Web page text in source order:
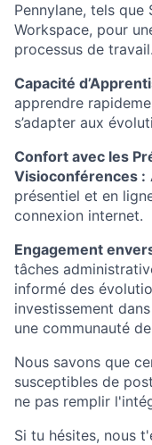
Pennylane, tels
Workspace, pour
processus de travail.
Capacité
apprendre
s’adapter aux
Confort avec les
Visioconférences :
présentiel et en
connexion internet.
Engagement
tâches
informé des
investissement
une communauté
Nous savons que
susceptibles de
ne pas remplir
Si tu hésites, nous